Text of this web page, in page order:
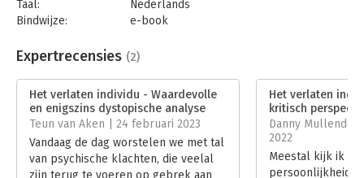
Taal:
Nederlands
Bindwijze:
e-book
Bestandsformaat:
epub
Uitgever:
Druk:
1
Verschijningsdatum:
28-10-2022
Hoofdrubriek: Psychologie
Expertrecensies (2)
Het verlaten individu - Waardevolle
en enigszins dystopische analyse
Teun van Aken | 24 februari 2023
Vandaag de dag worstelen we met tal
van psychische klachten, die veelal
zijn terug te voeren op gebrek aan
Het verlaten
kritisch
Danny
2022
Meestal kijk ik